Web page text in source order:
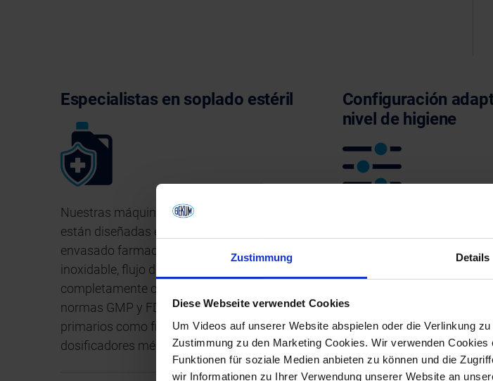
Zustimmung Details
Diese Webseite verwendet Cookies
Um Videos auf unserer Website abspielen oder die Verlinkung
Zustimmung zu den Marketing Cookies. Wir verwenden
Funktionen für soziale Medien anbieten zu können und die
wir Informationen zu Ihrer Verwendung unserer Website an
Especialistas en soplado estéril
Nuestras máquinas en versión farmacéutica
están diseñadas específicamente para el
envasado farmacéutico. Cuentan con acero
inoxidable, flujo de aire laminar y componentes
completamente cerrados. Cumplen con las
normas GMP y FDA, ideales para envases
primarios como frascos, ampollas o
dosificadores médicos.
Configuración
nivel de higiene
sala blanca, pero toda
seguridad. Las máquinas
grado de higiene requerido:
limpieza. Así se reduce la
sacrificar calidad.